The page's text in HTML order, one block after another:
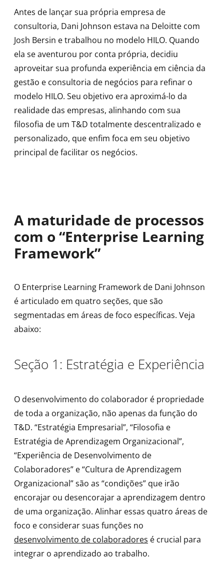
Antes de lançar sua própria empresa de
consultoria, Dani Johnson estava na Deloitte com
Josh Bersin e trabalhou no modelo HILO. Quando
ela se aventurou por conta própria, decidiu
aproveitar sua profunda experiência em ciência da
gestão e consultoria de negócios para refinar o
modelo HILO. Seu objetivo era aproximá-lo da
realidade das empresas, alinhando com sua
filosofia de um T&D totalmente descentralizado e
personalizado, que enfim foca em seu objetivo
principal de facilitar os negócios.
A maturidade de processos
com o “Enterprise Learning
Framework”
O Enterprise Learning Framework de Dani Johnson
é articulado em quatro seções, que são
segmentadas em áreas de foco específicas. Veja
abaixo:
Seção 1: Estratégia e Experiência
O desenvolvimento do colaborador é propriedade
de toda a organização, não apenas da função do
T&D. “Estratégia Empresarial”, “Filosofia e
Estratégia de Aprendizagem Organizacional”,
“Experiência de Desenvolvimento de
Colaboradores” e “Cultura de Aprendizagem
Organizacional” são as “condições” que irão
encorajar ou desencorajar a aprendizagem dentro
de uma organização. Alinhar essas quatro áreas de
foco e considerar suas funções no
desenvolvimento de colaboradores é crucial para
integrar o aprendizado ao trabalho.